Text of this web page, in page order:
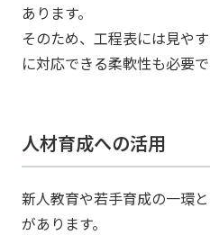
あります。
そのため、工程表には見や
に対応できる柔軟性も必要で
人材育成への活用
新人教育や若手育成の一環
があります。